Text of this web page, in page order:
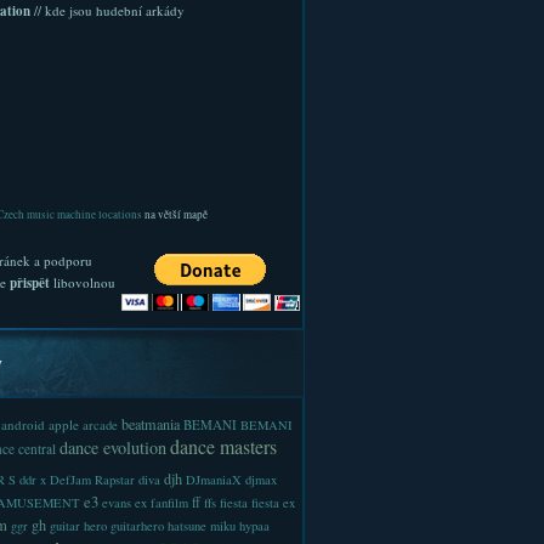
// kde jsou hudební arkády
music machine locations na větší mapě
a podporu
přispětlibovolnou
android apple arcade beatmania BEMANI BEMANI
central dance evolutiondance masters
S ddr x DefJam Rapstar diva djh DJmaniaX djmax
e3 evans ex fanfilm ff ffs fiesta fiesta ex
ggr gh guitar hero guitarhero hatsune miku hypaa